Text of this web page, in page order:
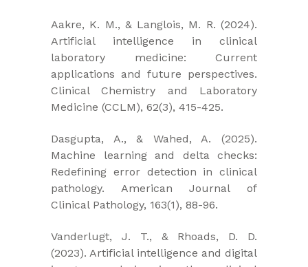
​Aakre, K. M., & Langlois, M. R. (2024).
Artificial intelligence in clinical
laboratory medicine: Current
applications and future perspectives.
Clinical Chemistry and Laboratory
Medicine (CCLM), 62(3), 415-425.
​Dasgupta, A., & Wahed, A. (2025).
Machine learning and delta checks:
Redefining error detection in clinical
pathology. American Journal of
Clinical Pathology, 163(1), 88-96.
​Vanderlugt, J. T., & Rhoads, D. D.
(2023). Artificial intelligence and digital